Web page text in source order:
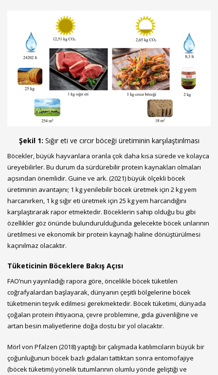
Şekil 1: Sığır eti ve cırcır böceği üretiminin karşılaştırılması
Böcekler, büyük hayvanlara oranla çok daha kısa sürede ve kolayca
üreyebilirler. Bu durum da sürdürebilir protein kaynakları olmaları
açısından önemlidir. Guine ve ark. (2021) büyük ölçekli böcek
üretiminin avantajını; 1 kg yenilebilir böcek üretmek için 2 kg yem
harcanırken, 1 kg sığır eti üretmek için 25 kg yem harcandığını
karşılaştırarak rapor etmektedir. Böceklerin sahip olduğu bu gibi
özellikler göz önünde bulundurulduğunda gelecekte böcek unlarının
üretilmesi ve ekonomik bir protein kaynağı haline dönüştürülmesi
kaçınılmaz olacaktır.
Tüketicinin Böceklere Bakış Açısı
FAO’nun yayınladığı rapora göre, öncelikle böcek tüketilen
coğrafyalardan başlayarak, dünyanın çeşitli bölgelerine böcek
tüketmenin teşvik edilmesi gerekmektedir. Böcek tüketimi, dünyada
çoğalan protein ihtiyacına, çevre problemine, gıda güvenliğine ve
artan besin maliyetlerine doğa dostu bir yol olacaktır.
Mörl von Pfalzen (2018) yaptığı bir çalışmada katılımcıların büyük bir
çoğunluğunun böcek bazlı gıdaları tattıktan sonra entomofajiye
(böcek tüketimi) yönelik tutumlarının olumlu yönde geliştiği ve